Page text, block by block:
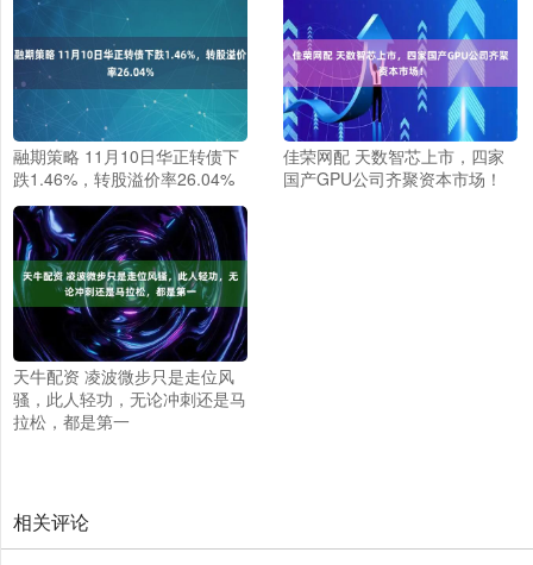
融期策略 11月10日华正转债下
跌1.46%，转股溢价率26.04%
佳荣网配 天数智芯上市，四家
国产GPU公司齐聚资本市场！
天牛配资 凌波微步只是走位风
骚，此人轻功，无论冲刺还是马
拉松，都是第一
相关评论